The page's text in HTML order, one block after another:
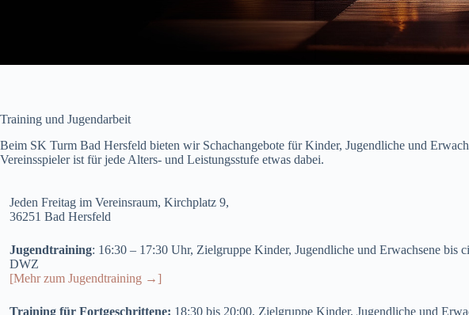
Training und Jugendarbeit
Beim SK Turm Bad Hersfeld bieten wir Schachangebote für Kinder, Jugendliche und
Vereinsspieler ist für jede Alters- und Leistungsstufe etwas dabei.
Jeden Freitag im Vereinsraum, Kirchplatz 9,
36251 Bad Hersfeld
Jugendtraining: 16:30 – 17:30 Uhr, Zielgruppe Kinder, Jugendliche und Erwachsene bis
DWZ
[Mehr zum Jugendtraining →]
Training für Fortgeschrittene: 18:30 bis 20:00, Zielgruppe Kinder, Jugendliche und